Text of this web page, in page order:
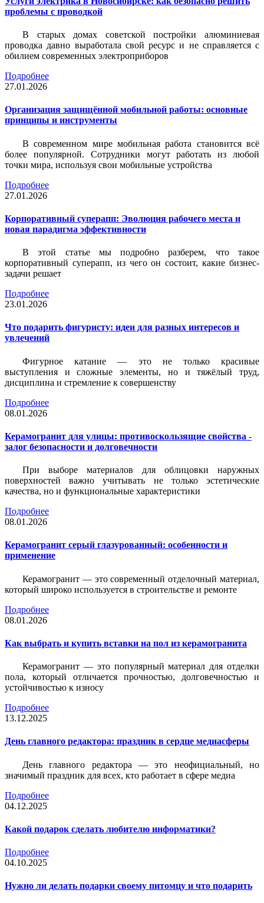
проблемы с проводкой
В старых домах советской постройки алюминиевая
проводка давно выработала свой ресурс и не справляется с
обилием современных электроприборов
Подробнее
27.01.2026
Организация защищённой мобильной работы: основные
принципы и инструменты
В современном мире мобильная работа становится всё
более популярной. Сотрудники могут работать из любой
точки мира, используя свои мобильные устройства
Подробнее
27.01.2026
Корпоративный суперапп: Эволюция рабочего места и
новая парадигма эффективности
В этой статье мы подробно разберем, что такое
корпоративный суперапп, из чего он состоит, какие бизнес-
задачи решает
Подробнее
23.01.2026
Что подарить фигуристу: идеи для разных интересов и
увлечений
Фигурное катание — это не только красивые
выступления и сложные элементы, но и тяжёлый труд,
дисциплина и стремление к совершенству
Подробнее
08.01.2026
Керамогранит для улицы: противоскользящие свойства -
залог безопасности и долговечности
При выборе материалов для облицовки наружных
поверхностей важно учитывать не только эстетические
качества, но и функциональные характеристики
Подробнее
08.01.2026
Керамогранит серый глазурованный: особенности и
применение
Керамогранит — это современный отделочный материал,
который широко используется в строительстве и ремонте
Подробнее
08.01.2026
Как выбрать и купить вставки на пол из керамогранита
Керамогранит — это популярный материал для отделки
пола, который отличается прочностью, долговечностью и
устойчивостью к износу
Подробнее
13.12.2025
День главного редактора: праздник в сердце медиасферы
День главного редактора — это неофициальный, но
значимый праздник для всех, кто работает в сфере медиа
Подробнее
04.12.2025
Какой подарок сделать любителю информатики?
Подробнее
04.10.2025
Нужно ли делать подарки своему питомцу и что подарить